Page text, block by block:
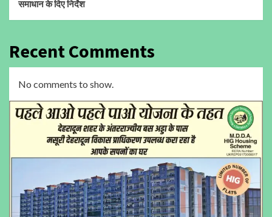
समाधान के दिए निर्देश
Recent Comments
No comments to show.